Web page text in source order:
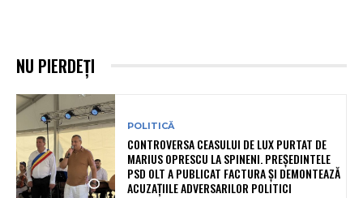
NU PIERDEȚI
POLITICĂ
CONTROVERSA CEASULUI DE LUX PURTAT DE
MARIUS OPRESCU LA SPINENI. PREȘEDINTELE
PSD OLT A PUBLICAT FACTURA ȘI DEMONTEAZĂ
ACUZAȚIILE ADVERSARILOR POLITICI